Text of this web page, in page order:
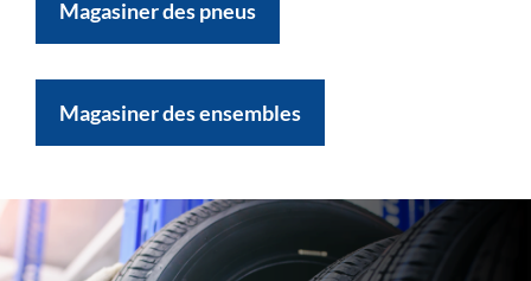
Magasiner des pneus
Magasiner des ensembles